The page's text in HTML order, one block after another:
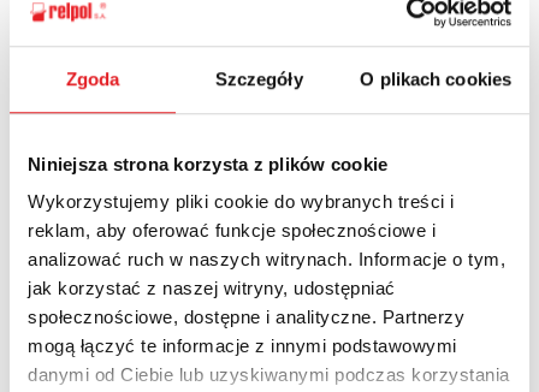
Zgoda Szczegóły O plikach cookies
Niniejsza strona korzysta z plików cookie
Wykorzystujemy pliki cookie do wybranych treści i
reklam, aby oferować funkcje społecznościowe i
analizować ruch w naszych witrynach. Informacje o tym,
jak korzystać z naszej witryny, udostępniać
społecznościowe, dostępne i analityczne. Partnerzy
mogą łączyć te informacje z innymi podstawowymi
danymi od Ciebie lub uzyskiwanymi podczas korzystania
Zapytaj o szczegóły oferty
Imię i nazwisko: *
Adres e-mail: *